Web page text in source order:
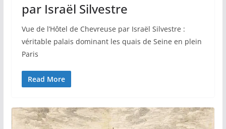
par Israël Silvestre
Vue de l’Hôtel de Chevreuse par Israël Silvestre :
véritable palais dominant les quais de Seine en plein
Paris
Read More